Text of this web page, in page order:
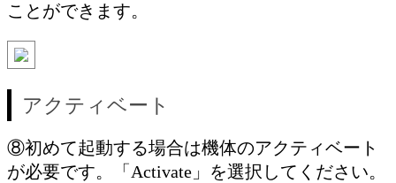
ことができます。
アクティベート
⑧初めて起動する場合は機体のアクティベート
が必要です。「Activate」を選択してください。